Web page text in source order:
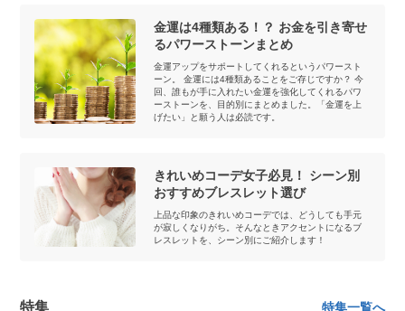
金運は4種類ある！？ お金を引き寄せ
るパワーストーンまとめ
金運アップをサポートしてくれるというパワースト
ーン。 金運には4種類あることをご存じですか？ 今
回、誰もが手に入れたい金運を強化してくれるパワ
ーストーンを、目的別にまとめました。「金運を上
げたい」と願う人は必読です。
きれいめコーデ女子必見！ シーン別
おすすめブレスレット選び
上品な印象のきれいめコーデでは、どうしても手元
が寂しくなりがち。そんなときアクセントになるブ
レスレットを、シーン別にご紹介します！
特集 特集一覧へ